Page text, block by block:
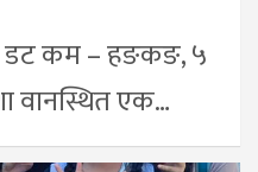
कम – हङकङ, ५
एक…